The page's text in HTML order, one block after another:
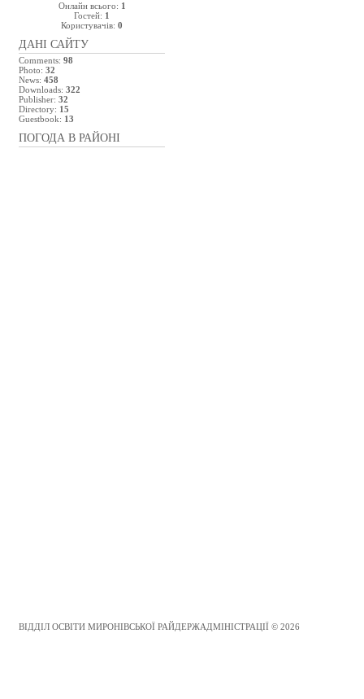
Онлайн всього: 1
Гостей: 1
Користувачів: 0
ДАНІ САЙТУ
Comments: 98
Photo: 32
News: 458
Downloads: 322
Publisher: 32
Directory: 15
Guestbook: 13
ПОГОДА В РАЙОНІ
ВІДДІЛ ОСВІТИ МИРОНІВСЬКОЇ РАЙДЕРЖАДМІНІСТРАЦІЇ © 2026